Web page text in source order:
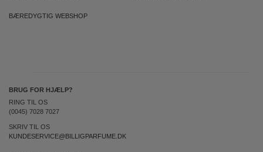
BÆREDYGTIG WEBSHOP
BRUG FOR HJÆLP?
RING TIL OS
(0045) 7028 7027
SKRIV TIL OS
KUNDESERVICE@BILLIGPARFUME.DK